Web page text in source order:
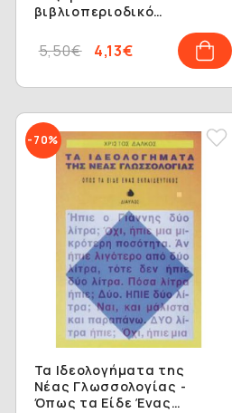
βιβλιοπεριοδικό
πολιτισμικής
αυτοσυνειδησίας
4,13€
5,50€
-70%
Τα Ιδεολογήματα της
Νέας Γλωσσολογίας -
Όπως τα Είδε Ένας